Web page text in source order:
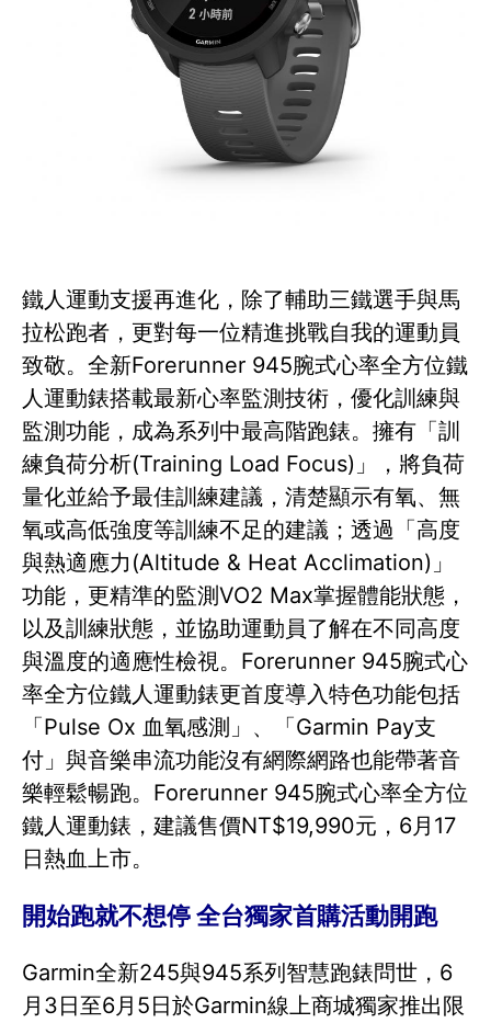
鐵人運動支援再進化，除了輔助三鐵選手與馬
拉松跑者，更對每一位精進挑戰自我的運動員
致敬。全新Forerunner 945腕式心率全方位鐵
人運動錶搭載最新心率監測技術，優化訓練與
監測功能，成為系列中最高階跑錶。擁有「訓
練負荷分析(Training Load Focus)」，將負荷
量化並給予最佳訓練建議，清楚顯示有氧、無
氧或高低強度等訓練不足的建議；透過「高度
與熱適應力(Altitude & Heat Acclimation)」
功能，更精準的監測VO2 Max掌握體能狀態，
以及訓練狀態，並協助運動員了解在不同高度
與溫度的適應性檢視。Forerunner 945腕式心
率全方位鐵人運動錶更首度導入特色功能包括
「Pulse Ox 血氧感測」、「Garmin Pay支
付」與音樂串流功能沒有網際網路也能帶著音
樂輕鬆暢跑。Forerunner 945腕式心率全方位
鐵人運動錶，建議售價NT$19,990元，6月17
日熱血上市。
開始跑就不想停 全台獨家首購活動開跑
Garmin全新245與945系列智慧跑錶問世，6
月3日至6月5日於Garmin線上商城獨家推出限